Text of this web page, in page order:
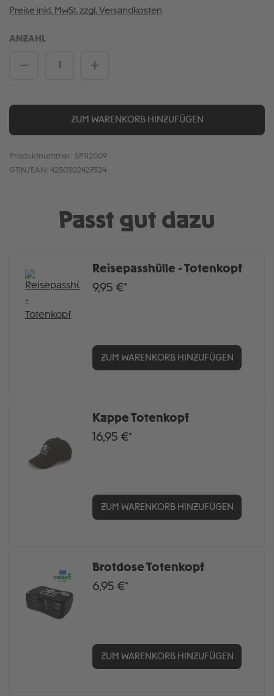
Preise inkl. MwSt. zzgl. Versandkosten
ANZAHL
Produkt Anzahl: Gib den gewünschten
ZUM WARENKORB HINZUFÜGEN
Produktnummer: SP112009
GTIN/EAN: 4250302427524
Passt gut dazu
Reisepasshülle - Totenkopf
9,95 €*
ZUM WARENKORB HINZUFÜGEN
Kappe Totenkopf
16,95 €*
ZUM WARENKORB HINZUFÜGEN
Brotdose Totenkopf
6,95 €*
ZUM WARENKORB HINZUFÜGEN